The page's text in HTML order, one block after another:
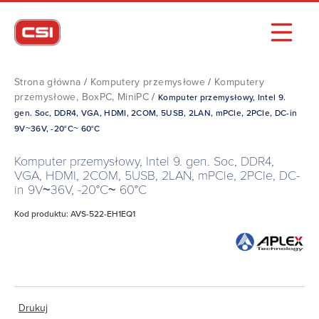
Strona główna / Komputery przemysłowe / Komputery
przemysłowe, BoxPC, MiniPC /Komputer przemysłowy, Intel 9.
gen. Soc, DDR4, VGA, HDMI, 2COM, 5USB, 2LAN, mPCle, 2PCIe, DC-in
9V~36V, -20°C~ 60°C
Komputer przemysłowy, Intel 9. gen. Soc, DDR4,
VGA, HDMI, 2COM, 5USB, 2LAN, mPCle, 2PCIe, DC-
in 9V~36V, -20°C~ 60°C
Kod produktu: AVS-522-EH1EQ1
Drukuj